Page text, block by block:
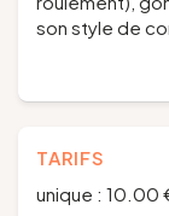
son style de
TARIFS
unique : 10.00